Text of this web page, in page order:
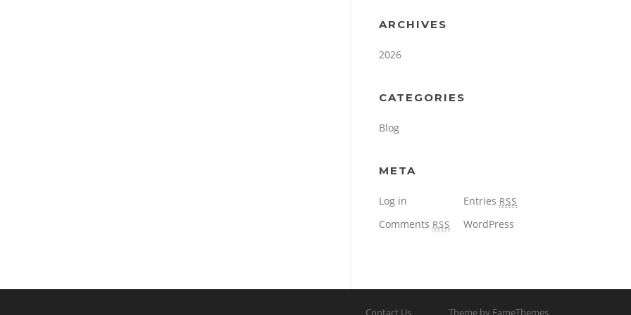
ARCHIVES
2026
CATEGORIES
Blog
META
Log in Entries RSS
Comments RSS WordPress
Contact Us Theme by FameThemes